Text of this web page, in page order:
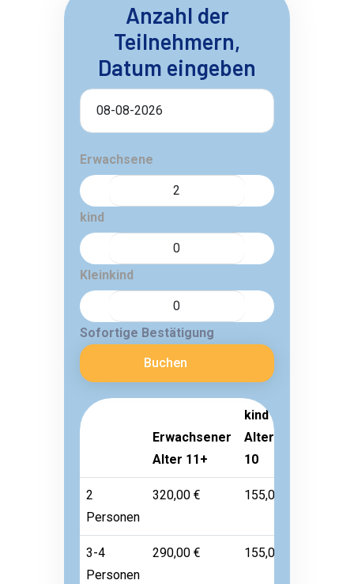
Anzahl der
Teilnehmern,
Datum eingeben
Erwachsene
kind
Kleinkind
Sofortige Bestätigung
Buchen
Erwachsener
Alter 11+
kind
Alter 3-
10
2
Personen
320,00 € 155,00 €
3-4
Personen
290,00 € 155,00 €